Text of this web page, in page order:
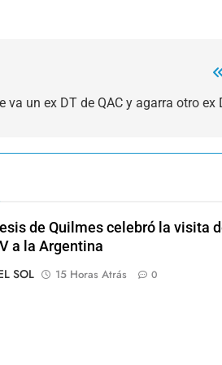
va un ex DT de QAC y agarra otro ex
de Quilmes celebró la visita
a la Argentina
SOL
15 Horas Atrás 0